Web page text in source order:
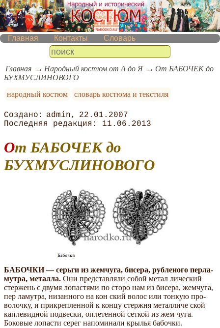
Главная Контакты Словарь
Главная Народный костюм от А до Я
От БАБОЧЕК до
БУХМУСЛИНОВОГО
народный костюм
словарь костюма и текстиля
admin
22.01.2007
11.06.2013
От БАБОЧЕК до
БУХМУСЛИНОВОГО
БАБОЧКИ — серьги из жемчуга, бисера, рубленого перла­
мутра, металла. Они представляли собой метал­ лический
стержень с двумя лопастями по сторо­ нам из бисера, жемчуга,
пер­ ламутра, низанного на кон­ ский волос или тонкую про­
волочку, и прикрепленной к концу стержня металличе­ ской
каплевидной подвески, оплетенной сеткой из жем­ чуга.
Боковые лопасти серег напоминали крылья бабочки.